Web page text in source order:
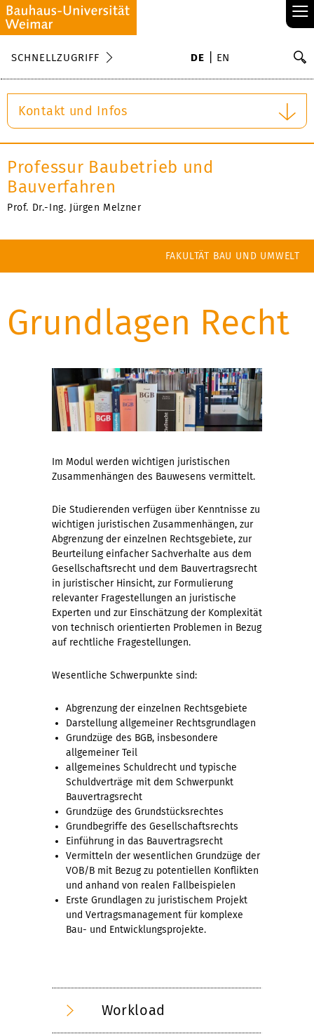
≡
SCHNELLZUGRIFF DE EN
Kontakt und Infos
Professur Baubetrieb und
Bauverfahren
Prof. Dr.-Ing. Jürgen Melzner
FAKULTÄT BAU UND UMWELT
Grundlagen Recht
Im Modul werden wichtigen juristischen
Zusammenhängen des Bauwesens vermittelt.
Die Studierenden verfügen über Kenntnisse zu
wichtigen juristischen Zusammenhängen, zur
Abgrenzung der einzelnen Rechtsgebiete, zur
Beurteilung einfacher Sachverhalte aus dem
Gesellschaftsrecht und dem Bauvertragsrecht
in juristischer Hinsicht, zur Formulierung
relevanter Fragestellungen an juristische
Experten und zur Einschätzung der Komplexität
von technisch orientierten Problemen in Bezug
auf rechtliche Fragestellungen.
Wesentliche Schwerpunkte sind:
Abgrenzung der einzelnen Rechtsgebiete
Darstellung allgemeinerRechtsgrundlagen
Grundzüge des BGB, insbesondere
allgemeinerTeil
allgemeines Schuldrecht und typische
Schuldverträge mit dem Schwerpunkt
Bauvertragsrecht
Grundzüge des Grundstücksrechtes
Grundbegriffe des Gesellschaftsrechts
Einführung in das Bauvertragsrecht
Vermitteln der wesentlichen Grundzüge der
VOB/B mit Bezug zu potentiellen Konflikten
und anhand von realen Fallbeispielen
Erste Grundlagen zu juristischem Projekt
und Vertragsmanagement für komplexe
Bau- und Entwicklungsprojekte.
Workload